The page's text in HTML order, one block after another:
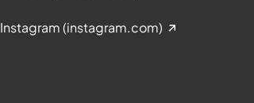
Instagram (instagram.com)